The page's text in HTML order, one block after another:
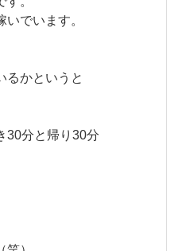
でいます。
るかというと
30分と帰り30分